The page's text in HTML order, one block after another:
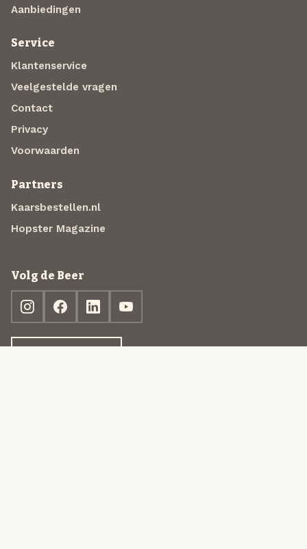
Aanbiedingen
Service
Klantenservice
Veelgestelde vragen
Contact
Privacy
Voorwaarden
Partners
Kaarsbestellen.nl
Hopster Magazine
Volg de Beer